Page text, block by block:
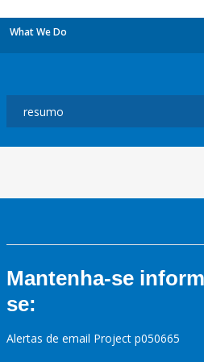
What We Do
Mantenha-se
se:
Alertas de email Project p050665